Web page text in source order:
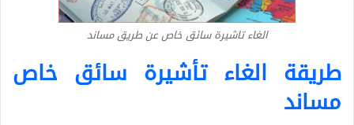
الغاء تاشيرة سائق خاص عن طريق مساند
طريقة الغاء تأشيرة سائق خاص
مساند